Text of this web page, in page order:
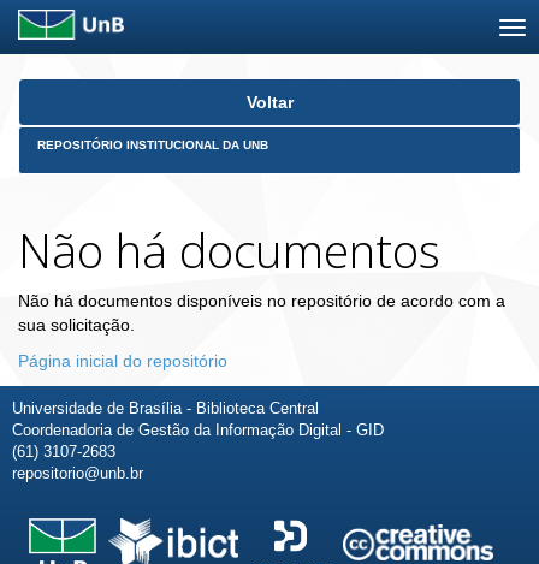
Skip
Voltar
REPOSITÓRIO INSTITUCIONAL DA UNB
Não há documentos
Não há documentos disponíveis no repositório de acordo com a
sua solicitação.
Página inicial do repositório
Universidade de Brasília - Biblioteca Central
Coordenadoria de Gestão da Informação Digital - GID
(61) 3107-2683
repositorio@unb.br